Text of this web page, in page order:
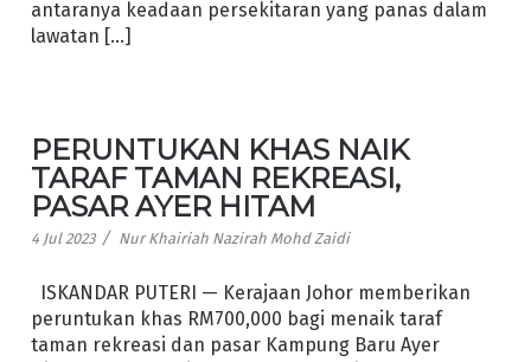
antaranya keadaan persekitaran yang panas dalam
lawatan […]
PERUNTUKAN KHAS NAIK
TARAF TAMAN REKREASI,
PASAR AYER HITAM
4 Jul 2023 / Nur Khairiah Nazirah Mohd Zaidi
ISKANDAR PUTERI — Kerajaan Johor memberikan
peruntukan khas RM700,000 bagi menaik taraf
taman rekreasi dan pasar Kampung Baru Ayer